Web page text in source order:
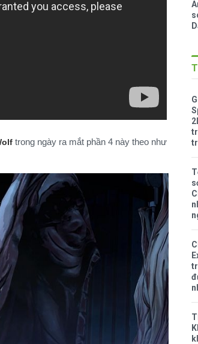
trong ngày ra mắt phần 4 này theo như